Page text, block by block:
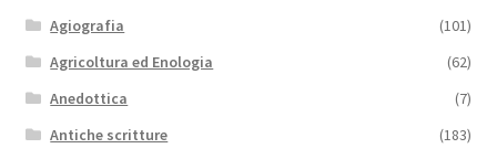
Agiografia
(101)
Agricoltura ed Enologia
(62)
Anedottica
(7)
Antiche scritture
(183)